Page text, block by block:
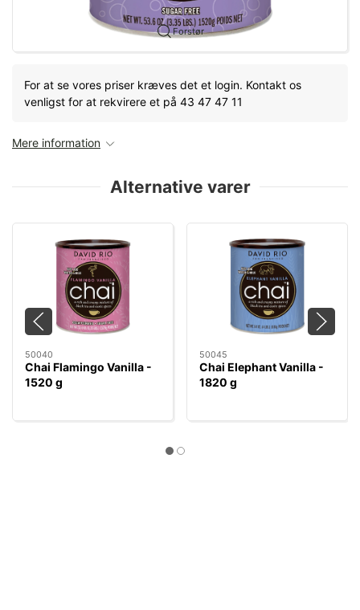
Forstør
For at se vores priser kræves det et login. Kontakt os
venligst for at rekvirere et på 43 47 47 11
Mere information
Alternative varer
50040
Chai Flamingo Vanilla -
1520 g
50045
Chai Elephant Vanilla -
1820 g